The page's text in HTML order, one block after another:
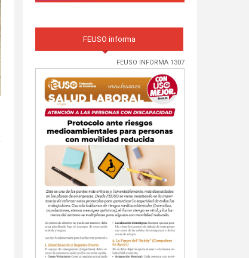
FEUSO informa
FEUSO INFORMA 1307